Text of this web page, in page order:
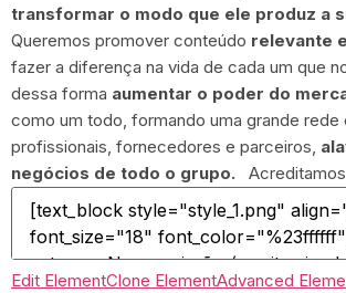
transformar o modo que ele produz a
Queremos promover conteúdo relevante
fazer a diferença na vida de cada um que
dessa forma aumentar o poder do
como um todo, formando uma grande rede
profissionais, fornecedores e parceiros,
negócios de todo o grupo.
Edit ElementClone ElementAdvanced